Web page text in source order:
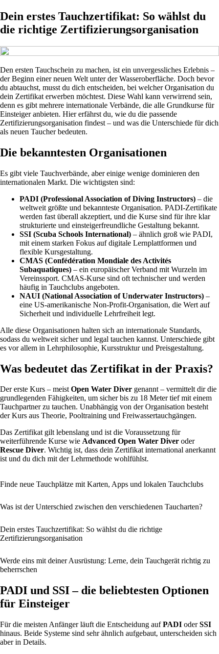
Dein erstes Tauchzertifikat: So wählst du
die richtige Zertifizierungsorganisation
Den ersten Tauchschein zu machen, ist ein unvergessliches Erlebnis –
der Beginn einer neuen Welt unter der Wasseroberfläche. Doch bevor
du abtauchst, musst du dich entscheiden, bei welcher Organisation du
dein Zertifikat erwerben möchtest. Diese Wahl kann verwirrend sein,
denn es gibt mehrere internationale Verbände, die alle Grundkurse für
Einsteiger anbieten. Hier erfährst du, wie du die passende
Zertifizierungsorganisation findest – und was die Unterschiede für dich
als neuen Taucher bedeuten.
Die bekanntesten Organisationen
Es gibt viele Tauchverbände, aber einige wenige dominieren den
internationalen Markt. Die wichtigsten sind:
PADI (Professional Association of Diving Instructors) – die
weltweit größte und bekannteste Organisation. PADI-Zertifikate
werden fast überall akzeptiert, und die Kurse sind für ihre klar
strukturierte und einsteigerfreundliche Gestaltung bekannt.
SSI (Scuba Schools International) – ähnlich groß wie PADI,
mit einem starken Fokus auf digitale Lernplattformen und
flexible Kursgestaltung.
CMAS (Confédération Mondiale des Activités
Subaquatiques) – ein europäischer Verband mit Wurzeln im
Vereinssport. CMAS-Kurse sind oft technischer und werden
häufig in Tauchclubs angeboten.
NAUI (National Association of Underwater Instructors) –
eine US-amerikanische Non-Profit-Organisation, die Wert auf
Sicherheit und individuelle Lehrfreiheit legt.
Alle diese Organisationen halten sich an internationale Standards,
sodass du weltweit sicher und legal tauchen kannst. Unterschiede gibt
es vor allem in Lehrphilosophie, Kursstruktur und Preisgestaltung.
Was bedeutet das Zertifikat in der Praxis?
Der erste Kurs – meistOpen Water Diver genannt – vermittelt dir die
grundlegenden Fähigkeiten, um sicher bis zu 18 Meter tief mit einem
Tauchpartner zu tauchen. Unabhängig von der Organisation besteht
der Kurs aus Theorie, Pooltraining und Freiwassertauchgängen.
Das Zertifikat gilt lebenslang und ist die Voraussetzung für
weiterführende Kurse wie Advanced Open Water Diver oder
Rescue Diver. Wichtig ist, dass dein Zertifikat international anerkannt
ist und du dich mit der Lehrmethode wohlfühlst.
Finde neue Tauchplätze mit Karten, Apps und lokalen Tauchclubs
Was ist der Unterschied zwischen den verschiedenen Taucharten?
Dein erstes Tauchzertifikat: So wählst du die richtige
Zertifizierungsorganisation
Werde eins mit deiner Ausrüstung: Lerne, dein Tauchgerät richtig zu
beherrschen
PADI und SSI – die beliebtesten Optionen
für Einsteiger
Für die meisten Anfänger läuft die Entscheidung aufPADI oderSSI
hinaus. Beide Systeme sind sehr ähnlich aufgebaut, unterscheiden sich
aber in Details.